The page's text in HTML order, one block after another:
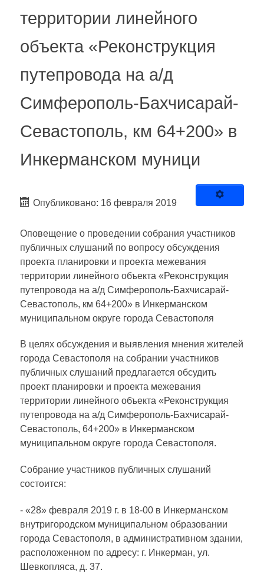
территории линейного
объекта «Реконструкция
путепровода на а/д
Симферополь-Бахчисарай-
Севастополь, км 64+200» в
Инкерманском муници
Опубликовано: 16 февраля 2019
Оповещение о проведении собрания участников
публичных слушаний по вопросу обсуждения
проекта планировки и проекта межевания
территории линейного объекта «Реконструкция
путепровода на а/д Симферополь-Бахчисарай-
Севастополь, км 64+200» в Инкерманском
муниципальном округе города Севастополя
В целях обсуждения и выявления мнения жителей
города Севастополя на собрании участников
публичных слушаний предлагается обсудить
проект планировки и проекта межевания
территории линейного объекта «Реконструкция
путепровода на а/д Симферополь-Бахчисарай-
Севастополь, 64+200» в Инкерманском
муниципальном округе города Севастополя.
Собрание участников публичных слушаний
состоится:
- «28» февраля 2019 г. в 18-00 в Инкерманском
внутригородском муниципальном образовании
города Севастополя, в административном здании,
расположенном по адресу: г. Инкерман, ул.
Шевкопляса, д. 37.